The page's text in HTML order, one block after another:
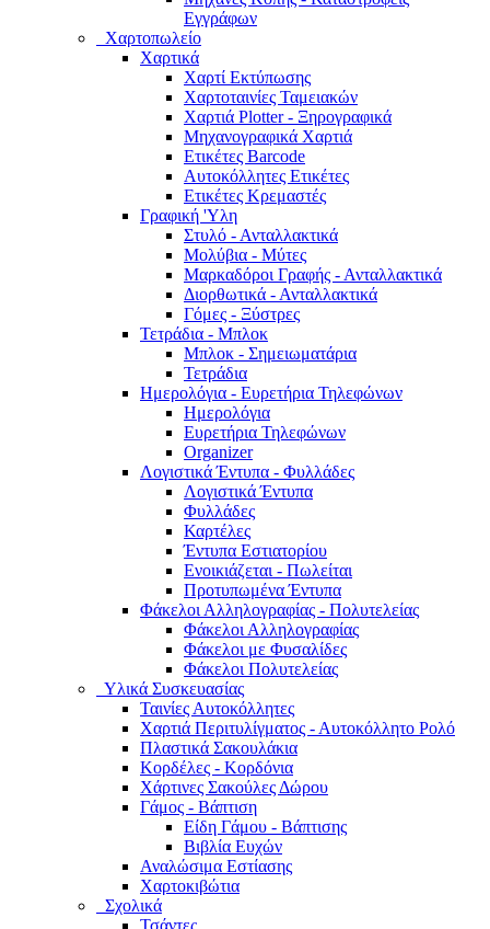
Εγγράφων
Χαρτοπωλείο
Χαρτικά
Χαρτί Εκτύπωσης
Χαρτοταινίες Ταμειακών
Χαρτιά Plotter - Ξηρογραφικά
Μηχανογραφικά Χαρτιά
Ετικέτες Barcode
Αυτοκόλλητες Ετικέτες
Ετικέτες Κρεμαστές
Γραφική 'Yλη
Στυλό - Ανταλλακτικά
Μολύβια - Μύτες
Μαρκαδόροι Γραφής - Ανταλλακτικά
Διορθωτικά - Ανταλλακτικά
Γόμες - Ξύστρες
Τετράδια - Μπλοκ
Μπλοκ - Σημειωματάρια
Τετράδια
Ημερολόγια - Ευρετήρια Τηλεφώνων
Ημερολόγια
Ευρετήρια Τηλεφώνων
Organizer
Λογιστικά Έντυπα - Φυλλάδες
Λογιστικά Έντυπα
Φυλλάδες
Καρτέλες
Έντυπα Εστιατορίου
Ενοικιάζεται - Πωλείται
Προτυπωμένα Έντυπα
Φάκελοι Αλληλογραφίας - Πολυτελείας
Φάκελοι Αλληλογραφίας
Φάκελοι με Φυσαλίδες
Φάκελοι Πολυτελείας
Υλικά Συσκευασίας
Ταινίες Αυτοκόλλητες
Χαρτιά Περιτυλίγματος - Αυτοκόλλητο Ρολό
Πλαστικά Σακουλάκια
Kορδέλες - Κορδόνια
Χάρτινες Σακούλες Δώρου
Γάμος - Βάπτιση
Είδη Γάμου - Βάπτισης
Βιβλία Ευχών
Αναλώσιμα Εστίασης
Χαρτοκιβώτια
Σχολικά